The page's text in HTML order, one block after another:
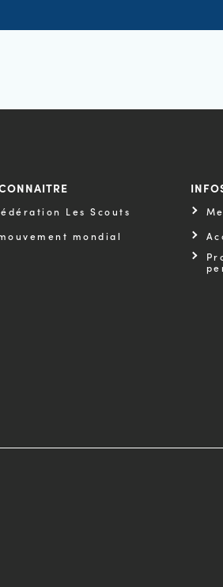
Les Scouts
mondial